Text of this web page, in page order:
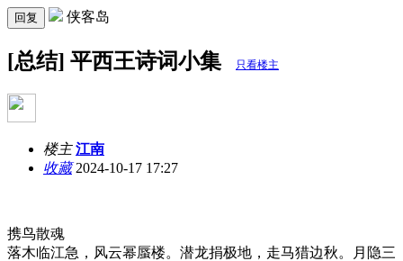
回复 侠客岛
[总结] 平西王诗词小集 只看楼主
楼主 江南
收藏2024-10-17 17:27
携鸟散魂
落木临江急，风云幂蜃楼。潜龙捐极地，走马猎边秋。月隐三